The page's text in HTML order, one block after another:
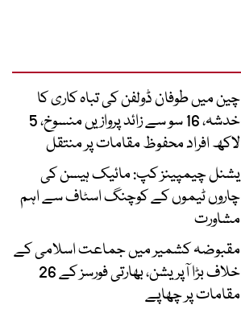
چین میں طوفان ڈولفن کی تباہ کاری کا
خدشہ، 16 سو سے زائد پروازیں منسوخ، 5
لاکھ افراد محفوظ مقامات پر منتقل
یشنل چیمپینز کپ: مائیک ہیسن کی
چاروں ٹیموں کے کوچنگ اسٹاف سے اہم
مشاورت
مقبوضہ کشمیر میں جماعت اسلامی کے
خلاف بڑا آپریشن، بھارتی فورسز کے 26
مقامات پر چھاپے